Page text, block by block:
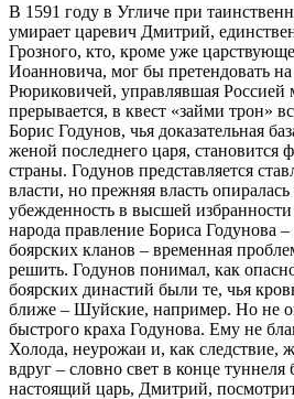
В 1591 году в Угличе при
умирает царевич Дмитрий,
Грозного, кто, кроме уже
Иоанновича, мог бы претендовать
Рюриковичей, управлявшая Россией
прерывается, в квест «займи трон»
Борис Годунов, чья доказательная
женой последнего царя, становится
страны. Годунов представляется
власти, но прежняя власть
убежденность в высшей
народа правление Бориса Годунова
боярских кланов – временная
решить. Годунов понимал, как
боярских династий были те, чья
ближе – Шуйские, например. Но не
быстрого краха Годунова. Ему не
Холода, неурожаи и, как следствие,
вдруг – словно свет в конце туннеля
настоящий царь, Дмитрий,